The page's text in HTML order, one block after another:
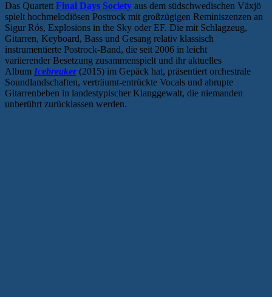
Das Quartett Final Days Society aus dem südschwedischen Växjö
spielt hochmelodiösen Postrock mit großzügigen Reminiszenzen an
Sigur Rós, Explosions in the Sky oder EF. Die mit Schlagzeug,
Gitarren, Keyboard, Bass und Gesang relativ klassisch
instrumentierte Postrock-Band, die seit 2006 in leicht
variierender Besetzung zusammenspielt und ihr aktuelles
Album Icebreaker(2015) im Gepäck hat, präsentiert orchestrale
Soundlandschaften, verträumt-entrückte Vocals und abrupte
Gitarrenbeben in landestypischer Klanggewalt, die niemanden
unberührt zurücklassen werden.